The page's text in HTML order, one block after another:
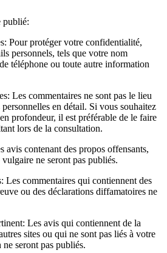
publié:
Pour protéger votre confidentialité,
personnels, tels que votre nom
téléphone ou toute autre information
Les commentaires ne sont pas le lieu
en détail. Si vous souhaitez
profondeur, il est préférable de le faire
lors de la consultation.
avis contenant des propos offensants,
ne seront pas publiés.
Les commentaires qui contiennent des
ou des déclarations diffamatoires ne
Les avis qui contiennent de la
sites ou qui ne sont pas liés à votre
seront pas publiés.